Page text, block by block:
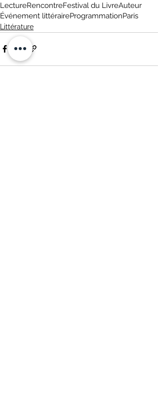
LectureRencontreFestival du LivreAuteur
Événement littéraireProgrammationParis
Littérature